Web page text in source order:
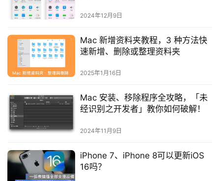
2024年12月9日
Mac 新增资料夹教程，3 种方法快
速新增、删除或整理资料夹
2025年1月16日
Mac 安装、移除程序全攻略，「未
经识别之开发者」教你如何破解！
2024年11月9日
iPhone 7、iPhone 8可以更新iOS
16吗？